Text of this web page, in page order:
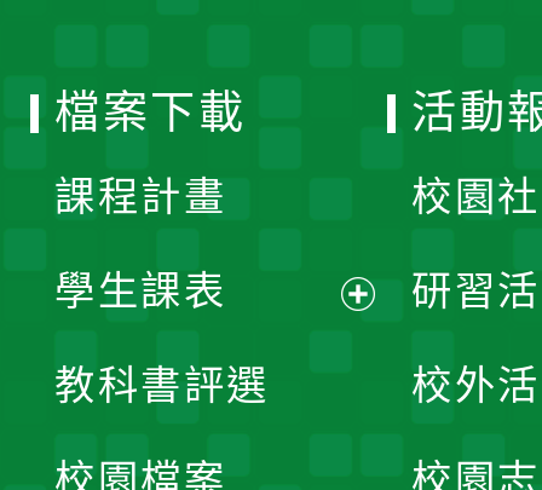
檔案下載
課程計畫
學生課表
教科書評選
校園檔案
活動
校園
研習
校外
校園